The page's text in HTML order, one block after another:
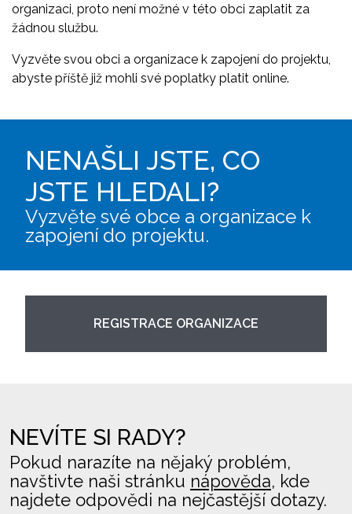
organizaci, proto není možné v této obci zaplatit za
žádnou službu.
Vyzvěte svou obci a organizace k zapojení do projektu,
abyste příště již mohli své poplatky platit online.
NENAŠLI JSTE, CO
JSTE HLEDALI?
Vyzvěte své obce a organizace k
zapojení do projektu.
REGISTRACE ORGANIZACE
NEVÍTE SI RADY?
Pokud narazíte na nějaký problém,
navštivte naši stránku nápověda, kde
najdete odpovědi na nejčastější dotazy.